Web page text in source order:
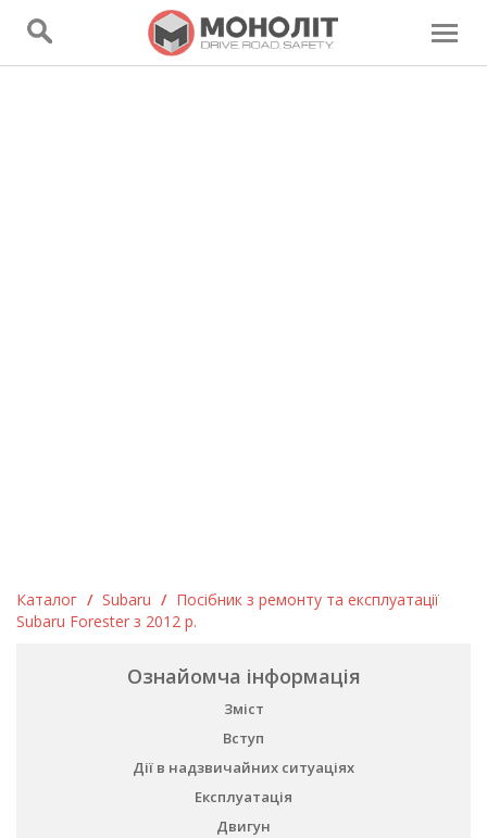
Каталог / Subaru / Посібник з ремонту та експлуатації
Subaru Forester з 2012 р.
Ознайомча інформація
Зміст
Вступ
Дії в надзвичайних ситуаціях
Експлуатація
Двигун